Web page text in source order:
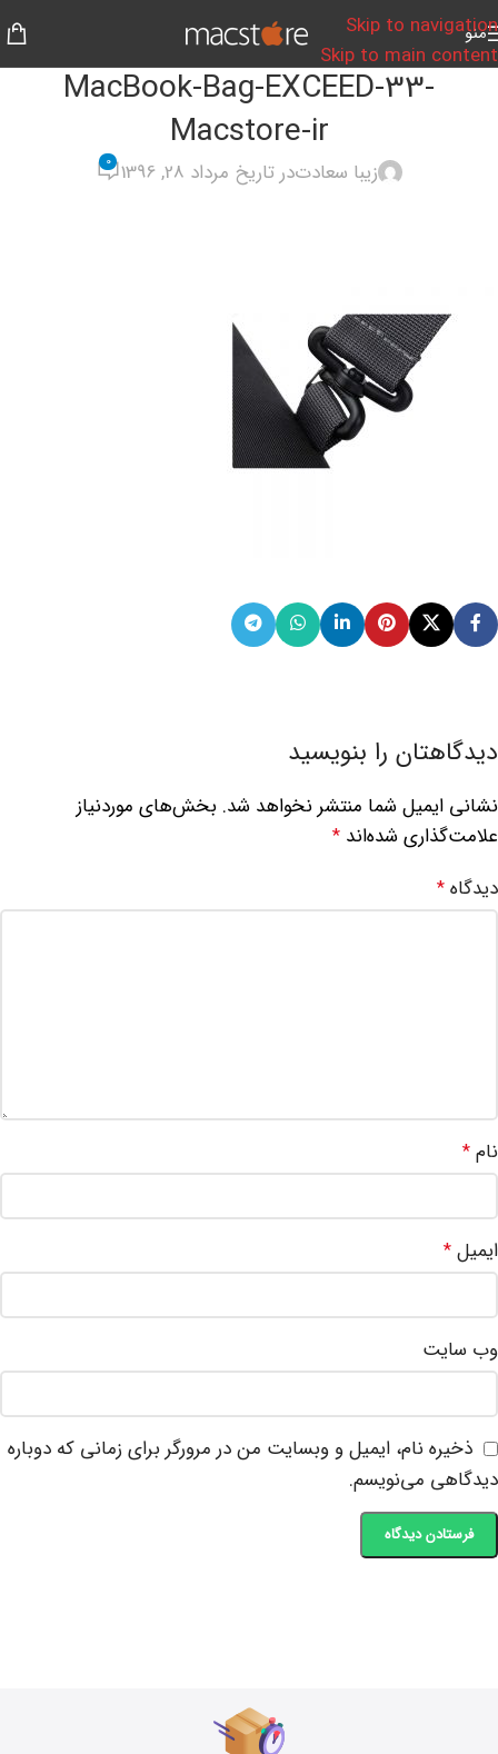
Skip to navigation
Skip to main content
منو
MacBook-Bag-EXCEED-33-
Macstore-ir
زیبا سعادتدر تاریخ مرداد 28, 1396 0
دیدگاهتان را بنویسید
نشانی ایمیل شما منتشر نخواهد شد. بخش‌های موردنیاز
علامت‌گذاری شده‌اند *
دیدگاه *
نام *
ایمیل *
وب‌ سایت
ذخیره نام، ایمیل و وبسایت من در مرورگر برای زمانی که دوباره
دیدگاهی می‌نویسم.